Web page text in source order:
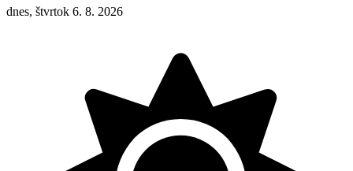
dnes, štvrtok 6. 8. 2026